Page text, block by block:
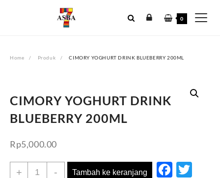
0
Home Produk CIMORY YOGHURT DRINK BLUEBERRY 200ML
CIMORY YOGHURT DRINK
BLUEBERRY 200ML
Rp5,000.00
+
Kuantitas- Tambah ke keranjang